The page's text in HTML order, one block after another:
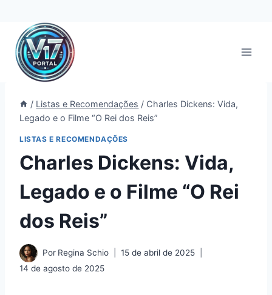
Pular
para
Conteúdo
/ Listas e Recomendações / Charles Dickens: Vida,
Legado e o Filme “O Rei dos Reis”
LISTAS E RECOMENDAÇÕES
Charles Dickens: Vida,
Legado e o Filme “O Rei
dos Reis”
Por Regina Schio
15 de abril de 2025
14 de agosto de 2025